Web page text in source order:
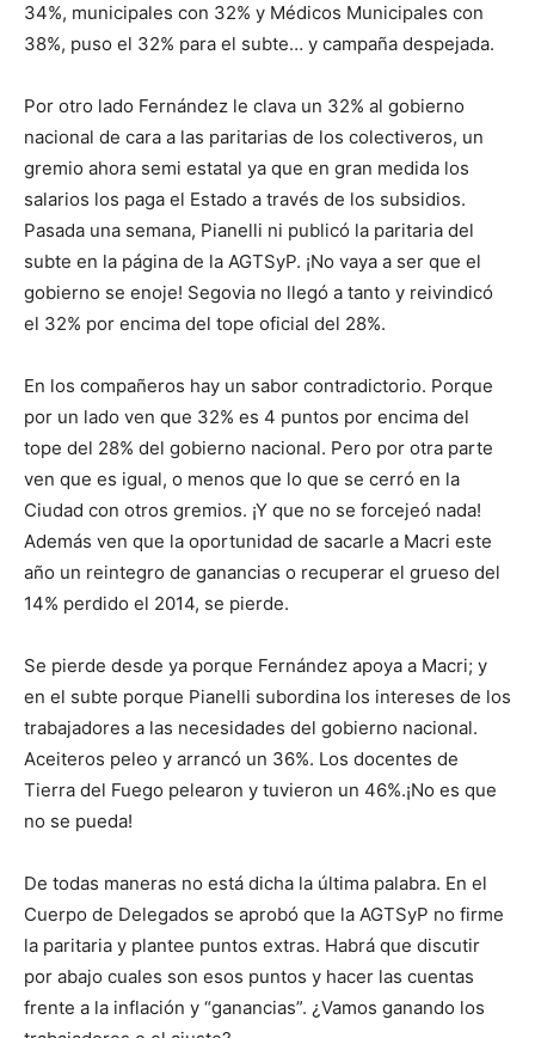
34%, municipales con 32% y Médicos Municipales con
38%, puso el 32% para el subte… y campaña despejada.
Por otro lado Fernández le clava un 32% al gobierno
nacional de cara a las paritarias de los colectiveros, un
gremio ahora semi estatal ya que en gran medida los
salarios los paga el Estado a través de los subsidios.
Pasada una semana, Pianelli ni publicó la paritaria del
subte en la página de la AGTSyP. ¡No vaya a ser que el
gobierno se enoje! Segovia no llegó a tanto y reivindicó
el 32% por encima del tope oficial del 28%.
En los compañeros hay un sabor contradictorio. Porque
por un lado ven que 32% es 4 puntos por encima del
tope del 28% del gobierno nacional. Pero por otra parte
ven que es igual, o menos que lo que se cerró en la
Ciudad con otros gremios. ¡Y que no se forcejeó nada!
Además ven que la oportunidad de sacarle a Macri este
año un reintegro de ganancias o recuperar el grueso del
14% perdido el 2014, se pierde.
Se pierde desde ya porque Fernández apoya a Macri; y
en el subte porque Pianelli subordina los intereses de los
trabajadores a las necesidades del gobierno nacional.
Aceiteros peleo y arrancó un 36%. Los docentes de
Tierra del Fuego pelearon y tuvieron un 46%.¡No es que
no se pueda!
De todas maneras no está dicha la última palabra. En el
Cuerpo de Delegados se aprobó que la AGTSyP no firme
la paritaria y plantee puntos extras. Habrá que discutir
por abajo cuales son esos puntos y hacer las cuentas
frente a la inflación y “ganancias”. ¿Vamos ganando los